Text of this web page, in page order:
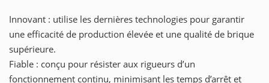
Innovant : utilise les dernières technologies pour garantir
une efficacité de production élevée et une qualité de brique
supérieure.
Fiable : conçu pour résister aux rigueurs d’un
fonctionnement continu, minimisant les temps d’arrêt et